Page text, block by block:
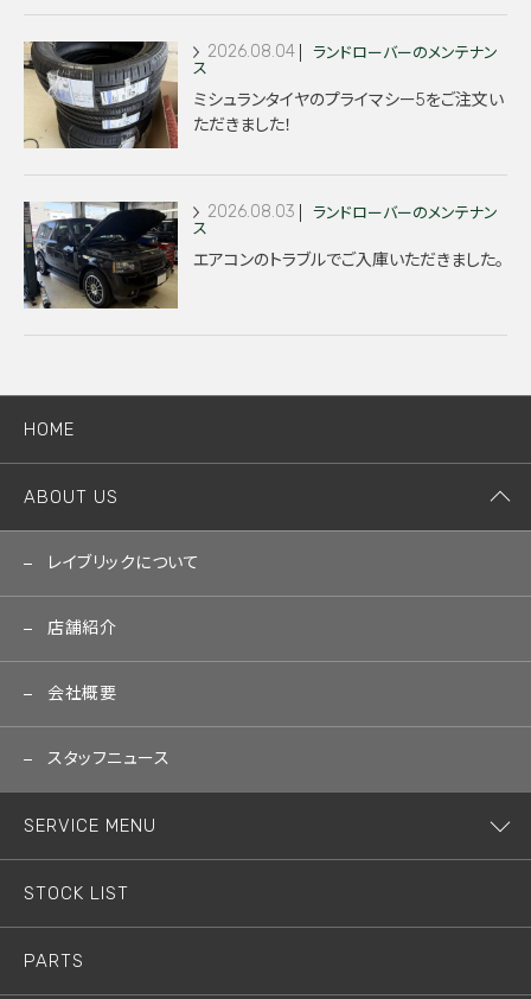
2026.08.04
ランドローバーのメンテナン
ス
ミシュランタイヤのプライマシー5をご注文い
ただきました！
2026.08.03
ランドローバーのメンテナン
ス
エアコンのトラブルでご入庫いただきました。
HOME
ABOUT US
レイブリックについて
店舗紹介
会社概要
スタッフニュース
SERVICE MENU
STOCK LIST
PARTS